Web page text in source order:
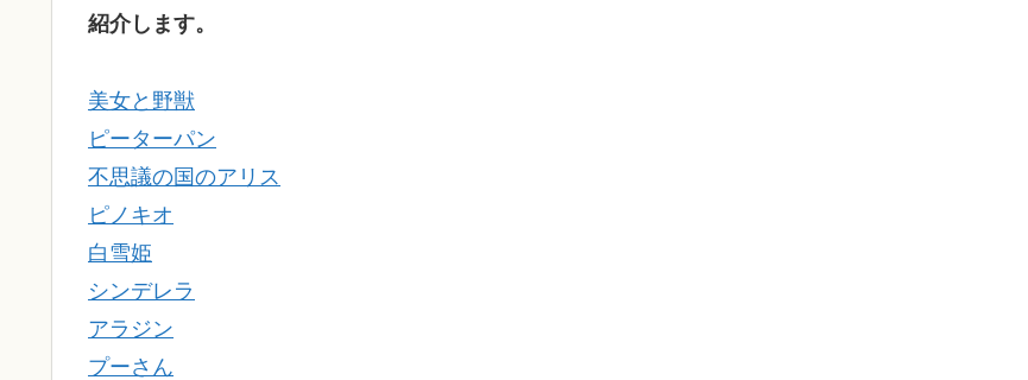
紹介します。
美女と野獣
ピーターパン
不思議の国のアリス
ピノキオ
白雪姫
シンデレラ
アラジン
プーさん